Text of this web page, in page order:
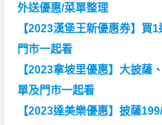
外送優惠/菜單整理
【2023漢堡王新優惠券】買
門市一起看
【2023拿坡里優惠】大披薩
單及門市一起看
【2023達美樂優惠】披薩